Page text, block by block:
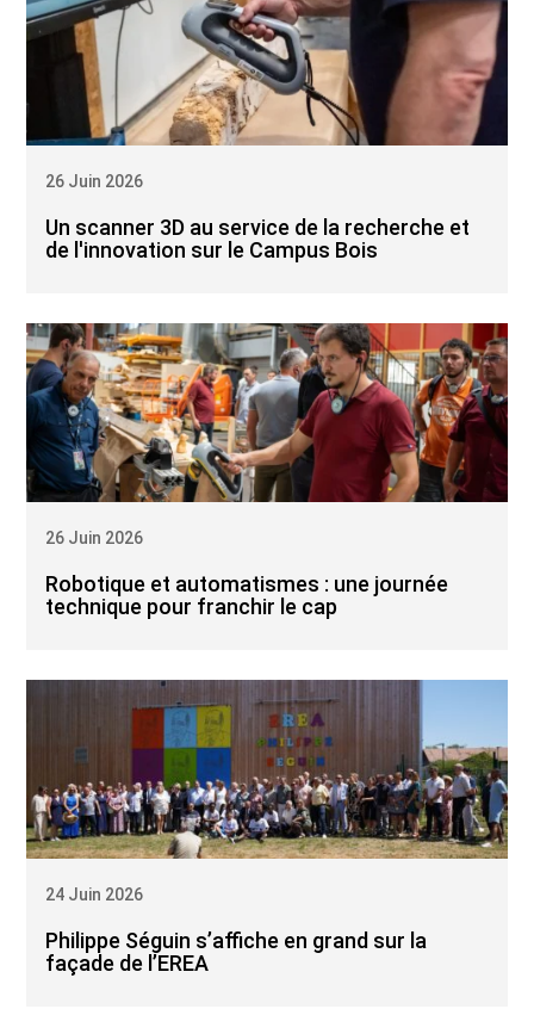
Un scanner 3D au service de la recherche et
de l'innovation sur le Campus Bois
26 Juin 2026
Robotique et automatismes : une journée
technique pour franchir le cap
26 Juin 2026
Philippe Séguin s’affiche en grand sur la
façade de l’EREA
24 Juin 2026